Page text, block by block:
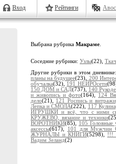
Вход Рейтинги
Выбрана рубрика Макраме
Соседние рубрики: Узлы(22),
Другие рубрики в этом
планы на будущее(23), 200
обучалка(32), 191 НЕЙРОсети
150 ДОМ и САД(737), 140
и живопись и фото(164), 124
дело(21), 121 Роспись и
Лепка и СМОЛА(222),
117
ИГРУШКИ и всё, что с ними
КРУЖЕВО, вязание и техники
ВОРОТНИКИ(85),
105 Головные
аксессы(617),
101 для Мужчин
ЖУРНАЛЫ и КНИГИ(5298),
!!!
Вадим Зеланд(2)